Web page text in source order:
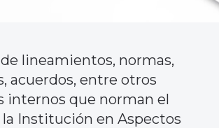
lineamientos, normas,
acuerdos, entre otros
internos que norman el
Institución en Aspectos